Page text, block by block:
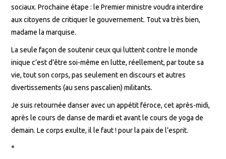
sociaux. Prochaine étape : le Premier ministre voudra interdire
aux citoyens de critiquer le gouvernement. Tout va très bien,
madame la marquise.
La seule façon de soutenir ceux qui luttent contre le monde
inique c’est d’être soi-même en lutte, réellement, par toute sa
vie, tout son corps, pas seulement en discours et autres
divertissements (au sens pascalien) militants.
Je suis retournée danser avec un appétit féroce, cet après-midi,
après le cours de danse de mardi et avant le cours de yoga de
demain. Le corps exulte, il le faut ! pour la paix de l’esprit.
*